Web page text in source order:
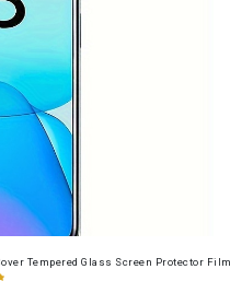
Tempered Glass Screen Protector